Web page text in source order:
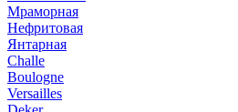
Мраморная
Нефритовая
Янтарная
Challe
Boulogne
Versailles